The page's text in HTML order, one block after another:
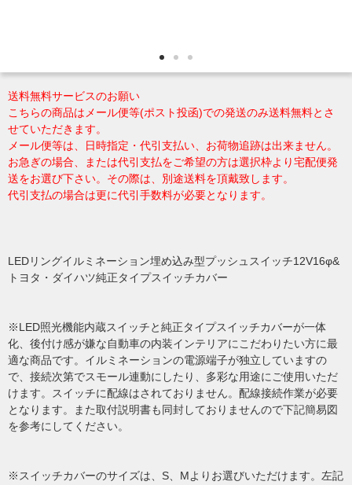
送料無料サービスのお願い
こちらの商品はメール便等(ポスト投函)での発送のみ送料無料とさ
せていただきます。
メール便等は、日時指定・代引支払い、お荷物追跡は出来ません。
お急ぎの場合、または代引支払をご希望の方は選択枠より宅配便発
送をお選び下さい。その際は、別途送料を頂戴致します。
代引支払の場合は更に代引手数料が必要となります。
LEDリングイルミネーション埋め込み型プッシュスイッチ12V16φ&
トヨタ・ダイハツ純正タイプスイッチカバー
※LED照光機能内蔵スイッチと純正タイプスイッチカバーが一体
化、後付け感が嫌な自動車の内装インテリアにこだわりたい方に最
適な商品です。イルミネーションの電源端子が独立していますの
で、接続次第でスモール連動にしたり、多彩な用途にご使用いただ
けます。スイッチに配線はされておりません。配線接続作業が必要
となります。また取付説明書も同封しておりませんので下記簡易図
を参考にしてください。
※スイッチカバーのサイズは、S、Mよりお選びいただけます。左記